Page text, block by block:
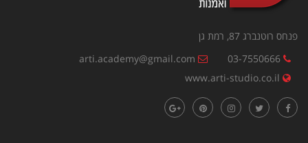
פנחס רוטנברג 87, רמת גן
03-7550666
arti.academy@gmail.com
www.arti-studio.co.il